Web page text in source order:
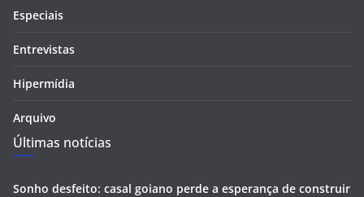
Especiais
Entrevistas
Hipermídia
Arquivo
Últimas notícias
Sonho desfeito: casal goiano perde a esperança de construir